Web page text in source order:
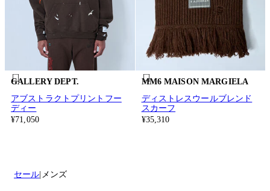
GALLERY DEPT.
アブストラクトプリントフー
ディー
¥71,050
MM6 MAISON MARGIELA
ディストレスウールブレンド
スカーフ
¥35,310
セール メンズ